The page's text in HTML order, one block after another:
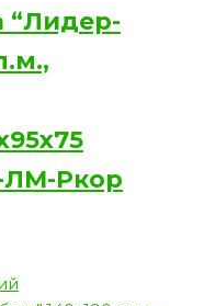
“Лидер-
ЛМ-Ркор